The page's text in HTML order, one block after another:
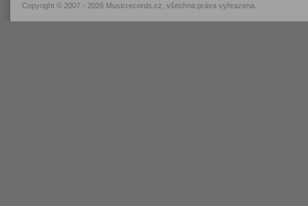
Copyright © 2007 - 2026 Musicrecords.cz , všechna práva vyhrazena.